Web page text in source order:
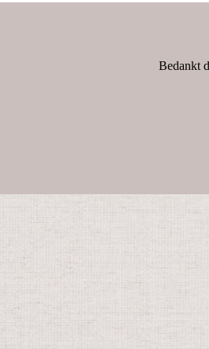
Bedankt